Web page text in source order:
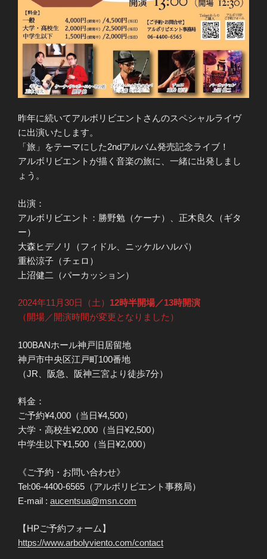
昨年に続いてアルボリビエントさんのスペシャルライヴ
に出演いたします。
「旅」をテーマにした2ndアルバム発売記念ライブ！
アルボリビエントが描く音楽の旅に、一緒に出発しまし
ょう。
出演：
アルボリビエント：勝野勉（ケーナ）、正木良久（ギタ
ー）
大森ヒデノリ（フィドル、ニッケルハルパ）
重松涼子（チェロ）
上沼健二（パーカッション）
2024年11月30日（土） 12時半開場／13時開演
（開場／開演時間が変更となりました）
100BANホール神戸旧居留地
神戸市中央区江戸町100番地
（JR、阪急、阪神三宮より徒歩7分）
料金：
ご予約¥4,000（当日¥4,500）
大学・高校生¥2,000（当日¥2,500）
中学生以下¥1,500（当日¥2,000）
《ご予約・お問い合わせ》
Tel:06-4400-6565（アルボリビエント事務局）
E-mail : aucentsua@msn.com
【HPご予約フォーム】
https://www.arbolyviento.com/contact